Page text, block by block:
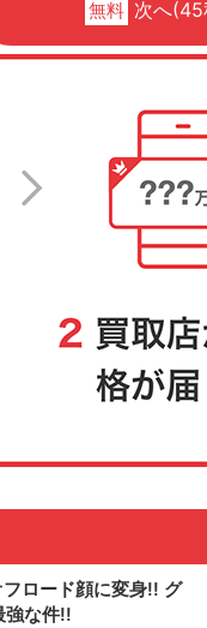
無料 次へ
ロード顔に変身!! グ
強な件!!